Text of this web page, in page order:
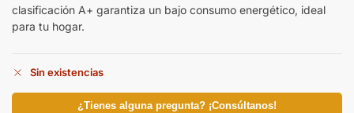
clasificación A+ garantiza un bajo consumo energético, ideal
para tu hogar.
Sin existencias
¿Tienes alguna pregunta? ¡Consúltanos!